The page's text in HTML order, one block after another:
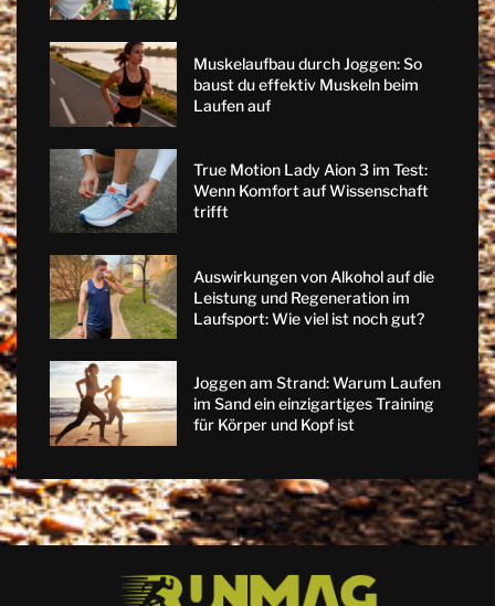
Muskelaufbau durch Joggen: So
baust du effektiv Muskeln beim
Laufen auf
True Motion Lady Aion 3 im Test:
Wenn Komfort auf Wissenschaft
trifft
Auswirkungen von Alkohol auf die
Leistung und Regeneration im
Laufsport: Wie viel ist noch gut?
Joggen am Strand: Warum Laufen
im Sand ein einzigartiges Training
für Körper und Kopf ist